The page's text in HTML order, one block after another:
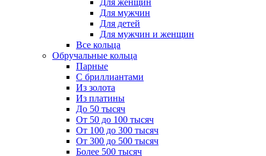
Для женщин
Для мужчин
Для детей
Для мужчин и женщин
Все кольца
Обручальные кольца
Парные
С бриллиантами
Из золота
Из платины
До 50 тысяч
От 50 до 100 тысяч
От 100 до 300 тысяч
От 300 до 500 тысяч
Более 500 тысяч